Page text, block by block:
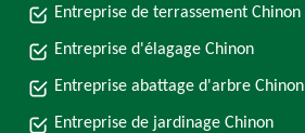
Entreprise de terrassement Chinon
Entreprise d'élagage Chinon
Entreprise abattage d'arbre Chinon
Entreprise de jardinage Chinon